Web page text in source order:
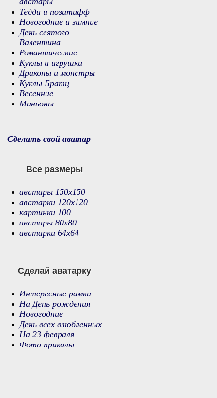
Тедди и позитифф
Новогодние и зимние
День святого
Валентина
Романтические
Куклы и игрушки
Драконы и монстры
Куклы Братц
Весенние
Миньоны
Сделать свой аватар
Все размеры
аватары 150х150
аватарки 120х120
картинки 100
аватары 80х80
аватарки 64х64
Сделай аватарку
Интересные рамки
На День рождения
Новогодние
День всех влюбленных
На 23 февраля
Фото приколы